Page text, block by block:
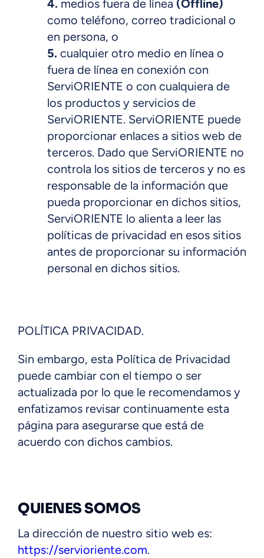
4. medios fuera de línea (Offline)
como teléfono, correo tradicional o
en persona, o
5. cualquier otro medio en línea o
fuera de línea en conexión con
ServiORIENTE o con cualquiera de
los productos y servicios de
ServiORIENTE. ServiORIENTE puede
proporcionar enlaces a sitios web de
terceros. Dado que ServiORIENTE no
controla los sitios de terceros y no es
responsable de la información que
pueda proporcionar en dichos sitios,
ServiORIENTE lo alienta a leer las
políticas de privacidad en esos sitios
antes de proporcionar su información
personal en dichos sitios.
POLÍTICA PRIVACIDAD.
Sin embargo, esta Política de Privacidad
puede cambiar con el tiempo o ser
actualizada por lo que le recomendamos y
enfatizamos revisar continuamente esta
página para asegurarse que está de
acuerdo con dichos cambios.
QUIENES SOMOS
La dirección de nuestro sitio web es:
https://servioriente.com.